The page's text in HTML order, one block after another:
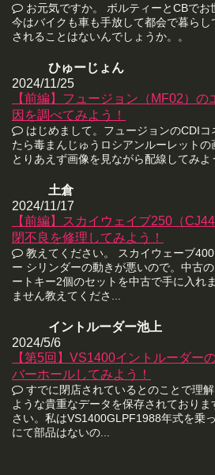
お元気ですか。 ボルティーとCBでお
今はバイクも車も手放して都会で暮ら
されることはないんでしょうか。。
ひゅーじょん
2024/11/25
【前編】フュージョン（MF02）
因を調べてみよう！
はじめまして。フュージョンのCDI
たら毒まんじゅうロシアンルーレットの
とりあえず画像を見ながら配線してみよ
土倉
2024/11/17
【前編】スカイウェイブ250（
閉不良を修理してみよう！
教えてください。 スカイウェーブ
ー シリンダーの動きが悪いので。中古
ートキー2個のセットを中古で手に入れ
ません教えてくださ...
イントルーダー池上
2024/5/6
【第5回】VS1400イントルーダー
バーホールしてみよう！
すでに閉店されているとのことで理
ような貴重なデータを保存されており
さい。私はVS1400GLPF1988年式を乗
にて部品はないの...